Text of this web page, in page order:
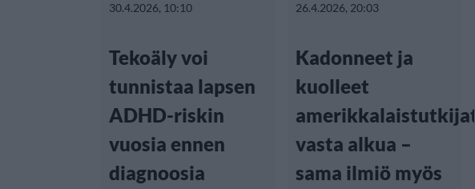
30.4.2026, 10:10
Tekoäly voi
tunnistaa lapsen
ADHD-riskin
vuosia ennen
diagnoosia
26.4.2026, 20:03
Kadonneet ja
kuolleet
amerikkalaistutkijat
vasta alkua –
sama ilmiö myös